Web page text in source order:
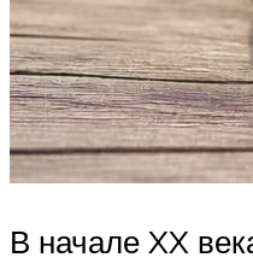
В начале XX